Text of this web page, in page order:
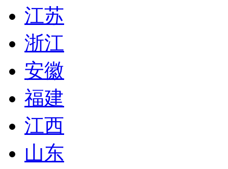
江苏
浙江
安徽
福建
江西
山东